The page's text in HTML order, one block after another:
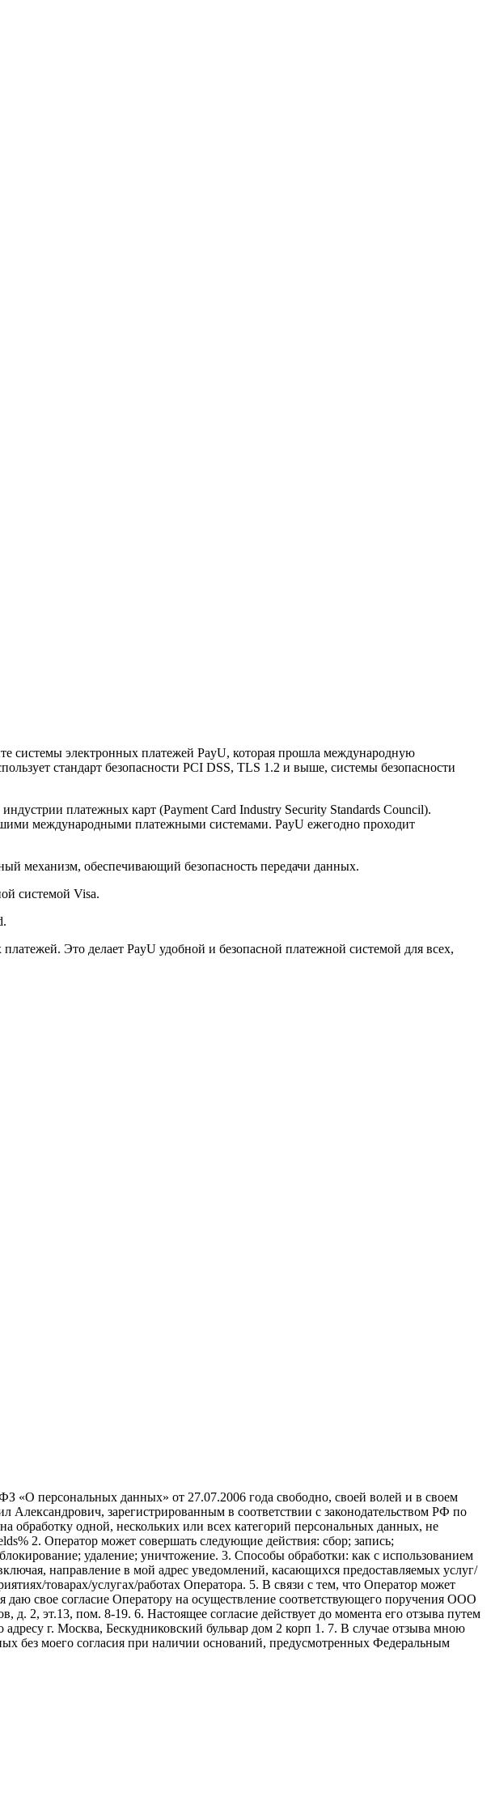
системы электронных платежей PayU, которая прошла международную
стандарт безопасности PCI DSS, TLS 1.2 и выше, системы безопасности
платежных карт (Payment Card Industry Security Standards Council).
международными платежными системами. PayU ежегодно проходит
механизм, обеспечивающий безопасность передачи данных.
системой Visa.
Это делает PayU удобной и безопасной платежной системой для всех,
«О персональных данных» от 27.07.2006 года свободно, своей волей и в своем
зарегистрированным в соответствии с законодательством РФ по
обработку одной, нескольких или всех категорий персональных данных, не
2. Оператор может совершать следующие действия: сбор; запись;
удаление; уничтожение. 3. Способы обработки: как с использованием
направление в мой адрес уведомлений, касающихся предоставляемых услуг/
товарах/услугах/работах Оператора. 5. В связи с тем, что Оператор может
свое согласие Оператору на осуществление соответствующего поручения ООО
2, эт.13, пом. 8-19. 6. Настоящее согласие действует до момента его отзыва путем
г. Москва, Бескудниковский бульвар дом 2 корп 1. 7. В случае отзыва мною
без моего согласия при наличии оснований, предусмотренных Федеральным